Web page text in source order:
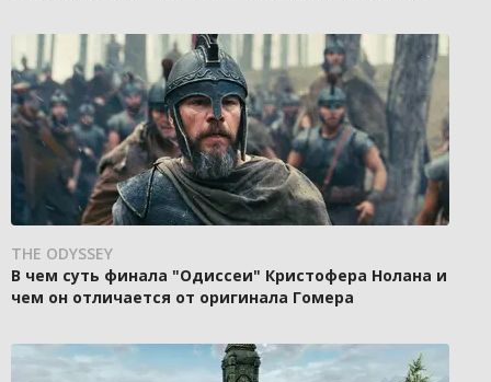
THE ODYSSEY
В чем суть финала "Одиссеи" Кристофера Нолана и
чем он отличается от оригинала Гомера